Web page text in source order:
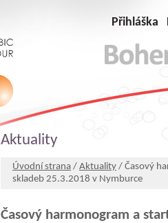
Přihláška
Aktuality
Úvodní strana / Aktuality / Časový
skladeb 25.3.2018 v Nymburce
Časový harmonogram a